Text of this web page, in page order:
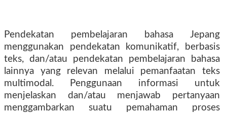
Pendekatan pembelajaran bahasa Jepang
menggunakan pendekatan komunikatif, berbasis
teks, dan/atau pendekatan pembelajaran bahasa
lainnya yang relevan melalui pemanfaatan teks
multimodal. Penggunaan informasi untuk
menjelaskan dan/atau menjawab pertanyaan
menggambarkan suatu pemahaman proses